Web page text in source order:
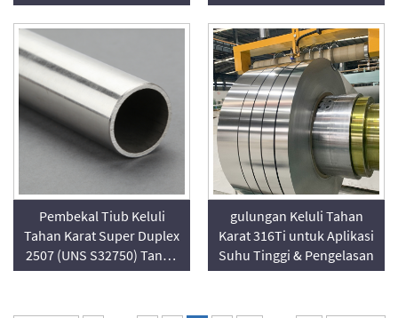
Pembekal Tiub Keluli
Tahan Karat Super Duplex
2507 (UNS S32750) Tanpa
Sambungan & Berkelip
gulungan Keluli Tahan
Karat 316Ti untuk Aplikasi
Suhu Tinggi & Pengelasan